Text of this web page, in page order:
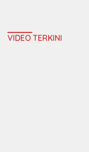
VIDEO TERKINI